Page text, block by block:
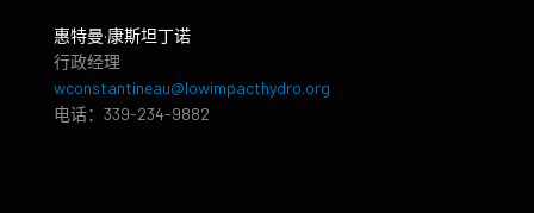
惠特曼·康斯坦丁诺
行政经理
wconstantineau@lowimpacthydro.org
电话：339-234-9882